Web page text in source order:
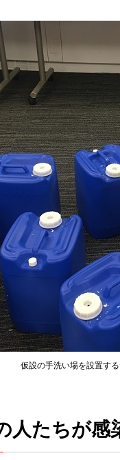
仮設の手洗い場を設置す
人たちが感